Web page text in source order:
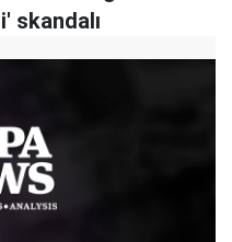
skandalı